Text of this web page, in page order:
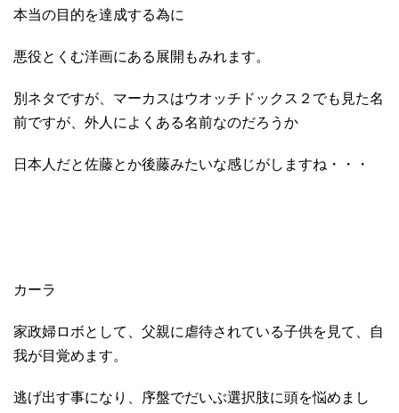
本当の目的を達成する為に
悪役とくむ洋画にある展開もみれます。
別ネタですが、マーカスはウオッチドックス２でも見た名
前ですが、外人によくある名前なのだろうか
日本人だと佐藤とか後藤みたいな感じがしますね・・・
カーラ
家政婦ロボとして、父親に虐待されている子供を見て、自
我が目覚めます。
逃げ出す事になり、序盤でだいぶ選択肢に頭を悩めまし